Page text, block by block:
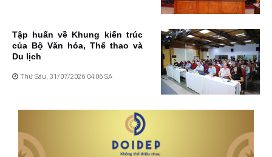
Tập huấn về Khung kiến trúc
của Bộ Văn hóa, Thể thao và
Du lịch
Thứ Sáu, 31/07/2026 04:06 SA